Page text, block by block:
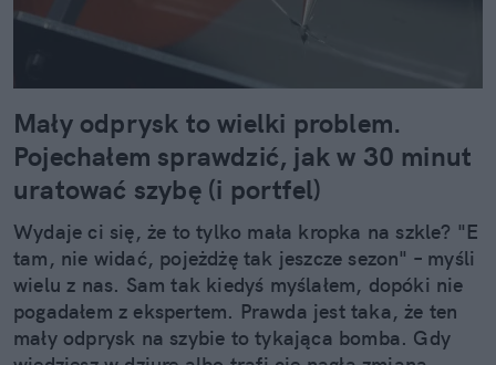
Mały odprysk to wielki problem.
Pojechałem sprawdzić, jak w 30 minut
uratować szybę (i portfel)
Wydaje ci się, że to tylko mała kropka na szkle? "E
tam, nie widać, pojeżdżę tak jeszcze sezon" – myśli
wielu z nas. Sam tak kiedyś myślałem, dopóki nie
pogadałem z ekspertem. Prawda jest taka, że ten
mały odprysk na szybie to tykająca bomba. Gdy